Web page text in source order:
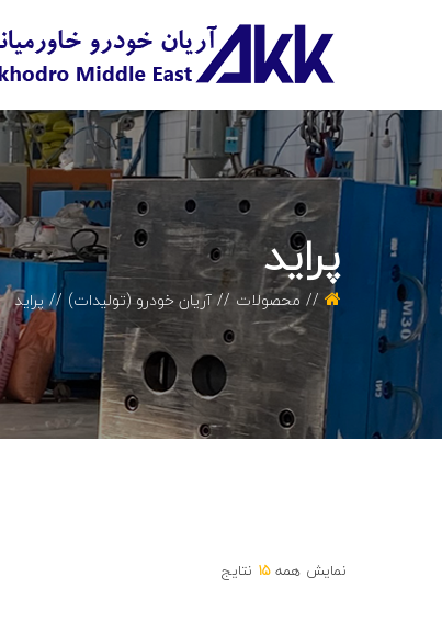
پراید
محصولات آریان خودرو (تولیدات) پراید
نمایش همه15 نتایج